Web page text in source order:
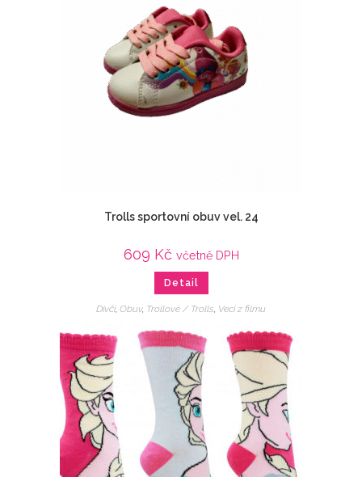
Trolls sportovní obuv vel. 24
609 Kč včetně DPH
Detail
Dívčí, Obuv, Trollové / Trolls Veci z filmu